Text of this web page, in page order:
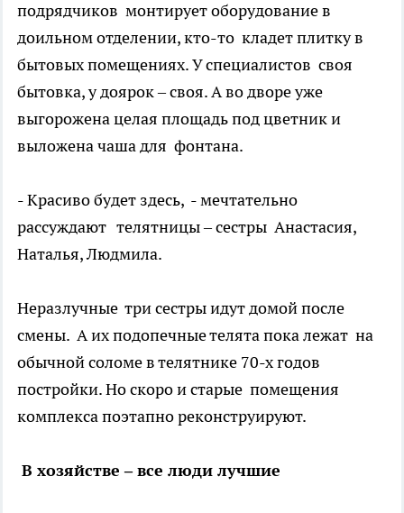
подрядчиков монтирует оборудование в
доильном отделении, кто-то кладет плитку в
бытовых помещениях. У специалистов своя
бытовка, у доярок – своя. А во дворе уже
выгорожена целая площадь под цветник и
выложена чаша для фонтана.
- Красиво будет здесь, - мечтательно
рассуждают телятницы – сестры Анастасия,
Наталья, Людмила.
Неразлучные три сестры идут домой после
смены. А их подопечные телята пока лежат на
обычной соломе в телятнике 70-х годов
постройки. Но скоро и старые помещения
комплекса поэтапно реконструируют.
В хозяйстве – все люди лучшие